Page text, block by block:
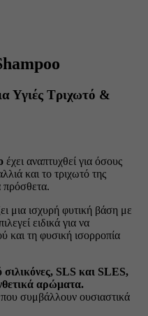
Υγιές Τριχωτό &
έχει αναπτυχθεί για όσους
και το τριχωτό της
πρόσθετα.
μια ισχυρή φυτική βάση με
ειδικά για να
και τη φυσική ισορροπία
SLS και SLES,
αρώματα.
συμβάλλουν ουσιαστικά